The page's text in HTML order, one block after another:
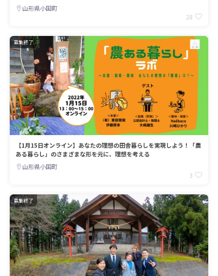
山形県小国町
28
募集終了
【1月15日オンライン】あなたの理想の田舎暮らしを実現しよう！「農
ある暮らし」のさまざまな形を元に、理想を考える
山形県小国町
3
募集終了